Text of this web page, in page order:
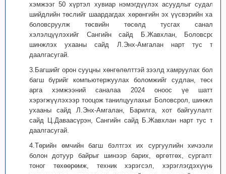
хэмжээг 50 хүртэл хувиар нэмэгдүүлэх асуудлыг судалж,
шийдлийн төслийг шаардагдах хөрөнгийн эх үүсвэрийн хамт
боловсруулж төсвийн төсөлд тусгах саналаа
хэлэлцүүлэхийг Сангийн сайд Б.Жавхлан, Боловсрол,
шинжлэх ухааны сайд Л.Энх-Амгалан нарт тус тус
даалгасугай.
3.Багшийг орон сууцны хөнгөлөлттэй зээлд хамруулах болон
багш бүрийг компьютержуулах боломжийг судлан, төсөл,
арга хэмжээний саналаа 2024 оноос үе шаттай
хэрэгжүүлэхээр тооцож танилцуулахыг Боловсрол, шинжлэх
ухааны сайд Л.Энх-Амгалан, Барилга, хот байгуулалтын
сайд Ц.Даваасүрэн, Сангийн сайд Б.Жавхлан нарт тус тус
даалгасугай.
4.Төрийн өмчийн багш бэлтгэх их сургуулийн хичээлийн
болон дотуур байрыг шинээр барих, өргөтгөх, сургалтын
тоног төхөөрөмж, техник хэрэгсэл, хэрэглэгдэхүүнийг